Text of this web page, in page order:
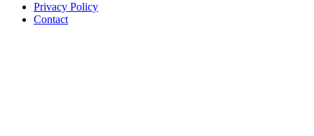
Privacy Policy
Contact